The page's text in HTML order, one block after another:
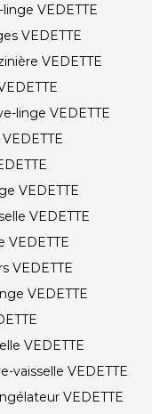
VEDETTE
VEDETTE
VEDETTE
linge VEDETTE
VEDETTE
VEDETTE
VEDETTE
VEDETTE
VEDETTE
VEDETTE
vaisselle VEDETTE
VEDETTE